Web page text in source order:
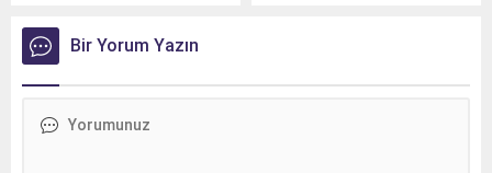
Bir Yorum Yazın